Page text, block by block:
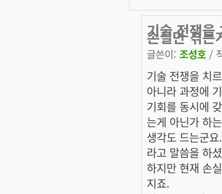
기술 전쟁을
손실만 겪는
글쓴이: 조성호 /
기술 전쟁을 치
아니라 과정에
기회를 동시에
는게 아닌가 하는
생각도 드는군요.
라고 말씀을 하
하지만 현재 손
지죠.